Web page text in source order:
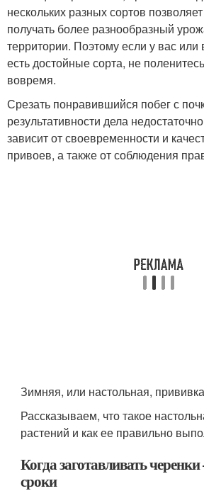
нескольких разных сортов
получать более разнообразный
территории. Поэтому если у вас
есть достойные сорта, не
вовремя.
Срезать понравившийся побег с
результативности дела
зависит от своевременности и
привоев, а также от соблюдения
Зимняя, или настольная,
Рассказываем, что такое
растений и как ее правильно
Когда заготавливать
сроки